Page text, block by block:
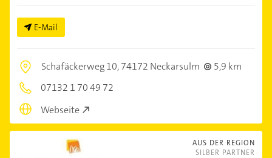
E-Mail
Schafäckerweg 10,74172 Neckarsulm
5,9 km
07132 1 70 49 72
Webseite
AUS DER REGION
SILBER PARTNER